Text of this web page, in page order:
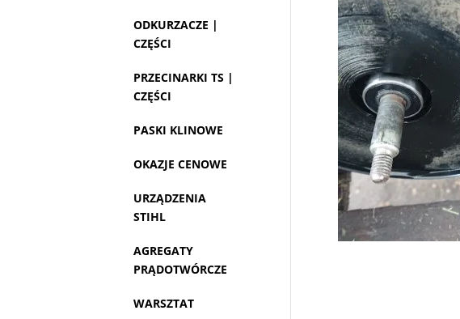
ODKURZACZE |
CZĘŚCI
PRZECINARKI TS |
CZĘŚCI
PASKI KLINOWE
OKAZJE CENOWE
URZĄDZENIA
STIHL
AGREGATY
PRĄDOTWÓRCZE
WARSZTAT